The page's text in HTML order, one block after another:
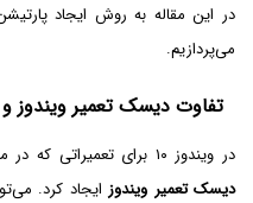
می‌پردازیم.
تفاوت دیسک تعمیر ویندوز و
در ویندوز ۱۰ برای تعمیراتی که در مواقع خاص ضرورت پیدا می‌کند، می‌توان
دیسک تعمیر ویندوز ایجاد کرد.